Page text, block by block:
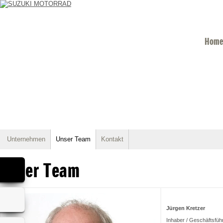
Unternehmen Unser Team Kontakt
Home
Unser Team
Jürgen Kretzer
Inhaber /